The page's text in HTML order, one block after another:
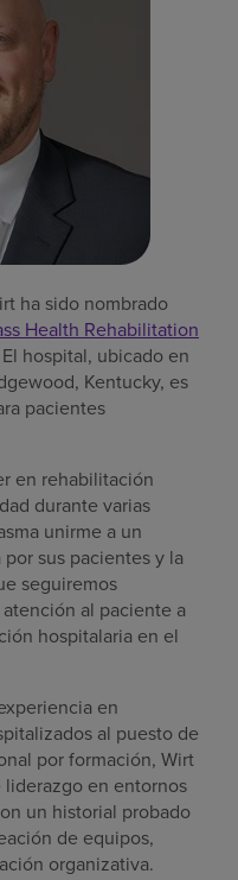
ha sido nombrado
Health Rehabilitation
hospital, ubicado en
Kentucky, es
pacientes
en rehabilitación
durante varias
unirme a un
sus pacientes y la
seguiremos
al paciente a
hospitalaria en el
en
al puesto de
por formación, Wirt
en entornos
un historial probado
de equipos,
organizativa.